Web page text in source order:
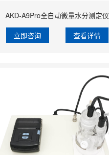
AKD-A9Pro全自动微量水分测定仪
立即咨询 查看详情